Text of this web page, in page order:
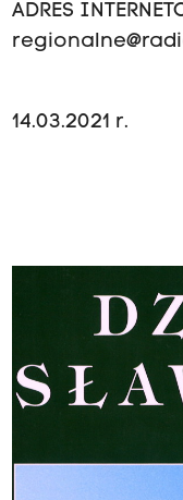
ADRES
do
14.03.2021 r.